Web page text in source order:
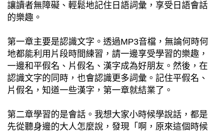
讓讀者無障礙、輕鬆地記住日語詞彙，享受日語會話
的樂趣。
第一章主要是認識文字。透過MP3音檔，無論何時何
地都能利用片段時間練習，請一邊享受學習的樂趣，
一邊和平假名、片假名、漢字成為好朋友。然後，在
認識文字的同時，也會認識更多詞彙。記住平假名、
片假名，知道一些漢字，第一章就結業了。
第二章學習的是會話。我想大家小時候學說話，都是
先從聽身邊的大人怎麼說，發現「啊，原來這個時候